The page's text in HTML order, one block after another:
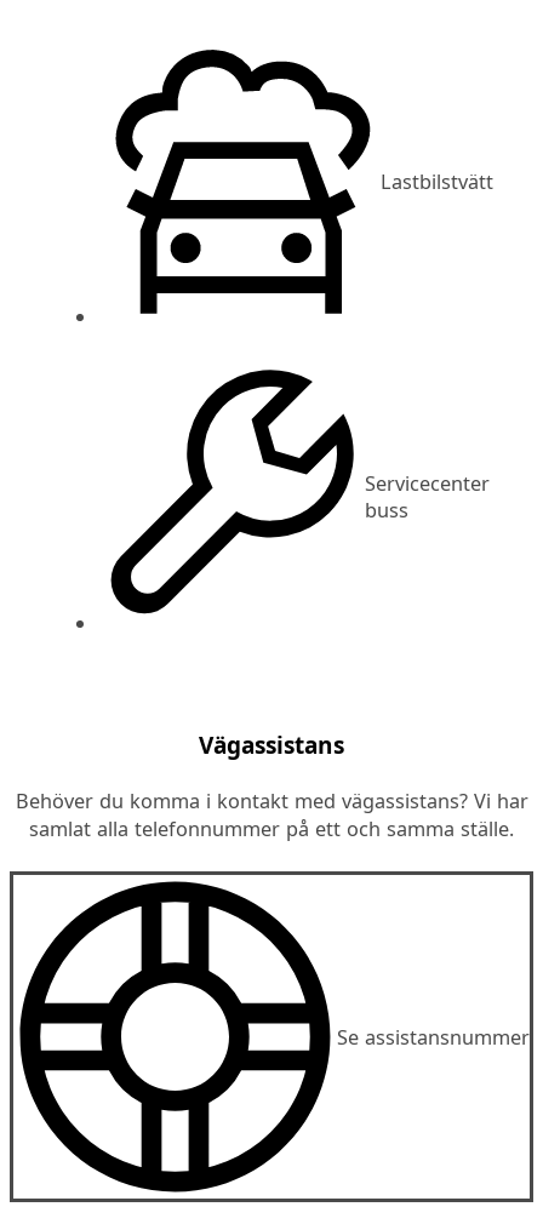
Lastbilstvätt
Servicecenter
buss
Vägassistans
Behöver du komma i kontakt med vägassistans? Vi har
samlat alla telefonnummer på ett och samma ställe.
Se assistansnummer